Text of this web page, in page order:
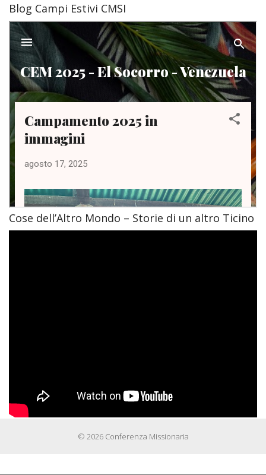
Blog Campi Estivi CMSI
Cose dell’Altro Mondo – Storie di un altro Ticino
© 2026 Conferenza Missionaria